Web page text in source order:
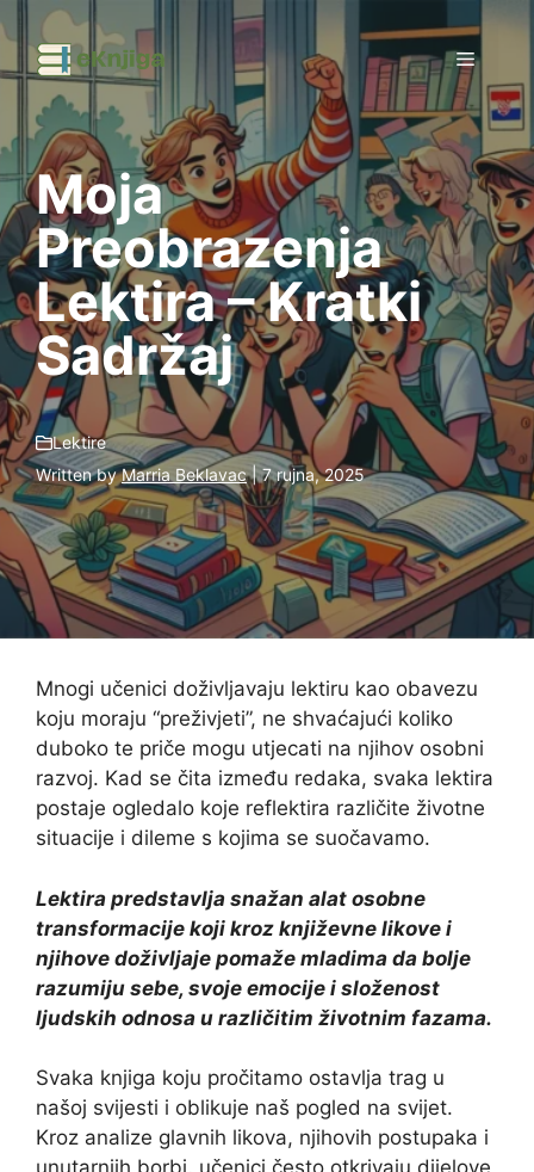
Preskoči
na
sadržaj
Moja
Preobrazenja
Lektira – Kratki
Sadržaj
Lektire
Written byMarria Beklavac| 7 rujna, 2025
Mnogi učenici doživljavaju lektiru kao obavezu
koju moraju “preživjeti”, ne shvaćajući koliko
duboko te priče mogu utjecati na njihov osobni
razvoj. Kad se čita između redaka, svaka lektira
postaje ogledalo koje reflektira različite životne
situacije i dileme s kojima se suočavamo.
Lektira predstavlja snažan alat osobne
transformacije koji kroz književne likove i
njihove doživljaje pomaže mladima da bolje
razumiju sebe, svoje emocije i složenost
ljudskih odnosa u različitim životnim fazama.
Svaka knjiga koju pročitamo ostavlja trag u
našoj svijesti i oblikuje naš pogled na svijet.
Kroz analize glavnih likova, njihovih postupaka i
unutarnjih borbi, učenici često otkrivaju dijelove